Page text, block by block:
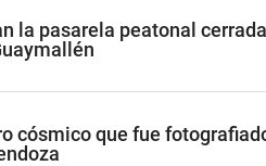
la pasarela peatonal
cósmico que fue